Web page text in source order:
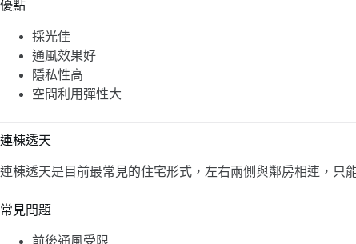
優點
採光佳
通風效果好
隱私性高
空間利用彈性大
連棟透天
連棟透天是目前最常見的住宅形式，左右兩側與鄰房相連，只
常見問題
前後通風受限